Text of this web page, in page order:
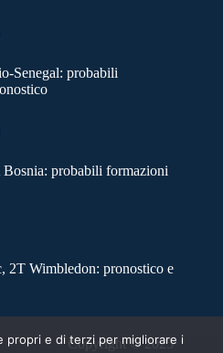
Senegal: probabili
probabili formazioni
2T Wimbledon: pronostico e
Copyright © 2025
propri e di terzi per migliorare i